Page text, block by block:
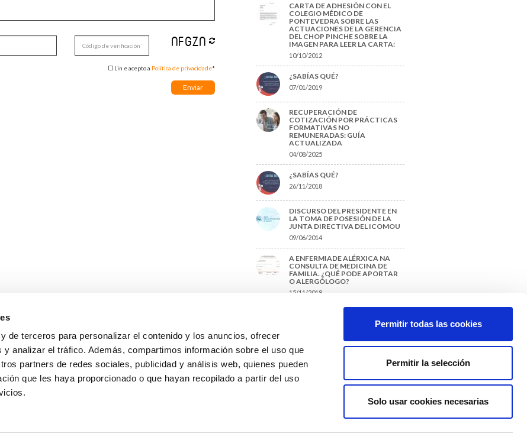
de terceros para personalizar el contenido y los anuncios, ofrecer
y analizar el tráfico. Además, compartimos información sobre el uso que
partners de redes sociales, publicidad y análisis web, quienes pueden
que les haya proporcionado o que hayan recopilado a partir del uso
Permitir todas las cookies
Permitir la selección
Solo usar cookies necesarias
Lin e acepto a Política de privacidade*
CARTA DE ADHESIÓN CON EL
COLEGIO MÉDICO DE
PONTEVEDRA SOBRE LAS
ACTUACIONES DE LA GERENCIA
DEL CHOP PINCHE SOBRE LA
IMAGEN PARA LEER LA CARTA:
10/10/2012
¿SABÍAS QUÉ?
07/01/2019
RECUPERACIÓN DE
COTIZACIÓN POR PRÁCTICAS
FORMATIVAS NO
REMUNERADAS: GUÍA
ACTUALIZADA
04/08/2025
¿SABÍAS QUÉ?
26/11/2018
DISCURSO DEL PRESIDENTE EN
LA TOMA DE POSESIÓN DE LA
JUNTA DIRECTIVA DEL ICOMOU
09/06/2014
A ENFERMIADE ALÉRXICA NA
CONSULTA DE MEDICINA DE
FAMILIA. ¿QUÉ PODE APORTAR
O ALERGÓLOGO?
15/11/2018
UN TRABAJO FIN DE GRADO?
Noticias
Política de cookies
Colexio Médicos
Ourense